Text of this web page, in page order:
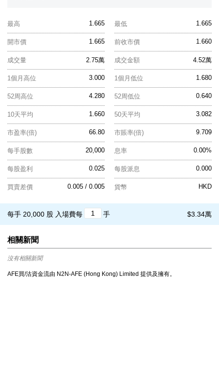
1.665
最高 1.665
最低
1.665
開市價 1.660
前收市價
2.75萬
成交量 4.52萬
成交金額
3.000
1個月高位 1.680
1個月低位
4.280
52周高位 0.640
52周低位
1.660
10天平均 3.082
50天平均
66.80
市盈率(倍) 9.709
市賬率(倍)
20,000
每手股數 0.00%
息率
0.025
每股盈利 0.000
每股派息
0.005 / 0.005
買賣差價 HKD
貨幣
$3.34萬
每手 20,000 股 入場費每 手
相關新聞
沒有相關新聞
AFE買/沽資金流由 N2N-AFE (Hong Kong) Limited 提供及擁有。